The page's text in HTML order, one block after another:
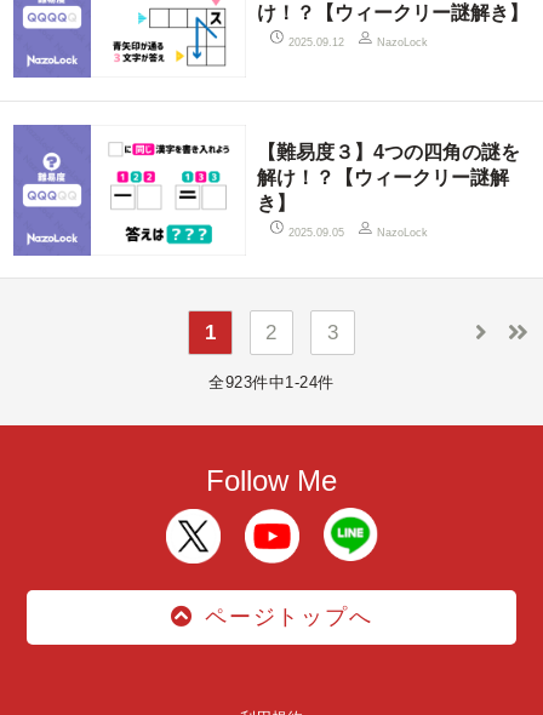
け！？【ウィークリー謎解き】
2025.09.12 NazoLock
【難易度３】4つの四角の謎を
解け！？【ウィークリー謎解
き】
2025.09.05 NazoLock
1 2 3
全923件中1-24件
Follow Me
ページトップへ